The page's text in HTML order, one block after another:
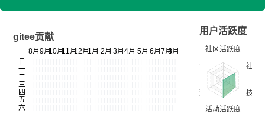
gitee贡献
用户活跃度